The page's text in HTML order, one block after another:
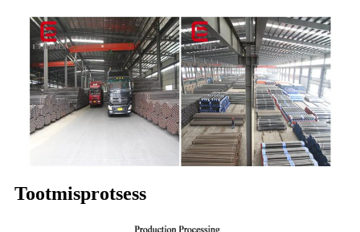
Tootmisprotsess